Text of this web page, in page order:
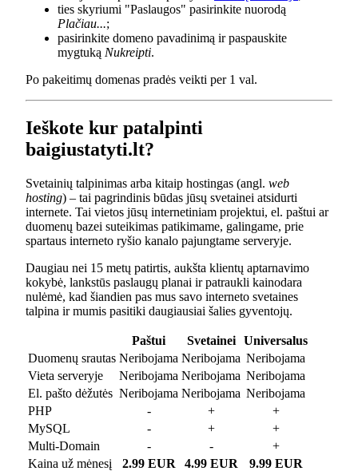
ties skyriumi "Paslaugos" pasirinkite nuorodą
Plačiau...;
pasirinkite domeno pavadinimą ir paspauskite
mygtuką Nukreipti.
Po pakeitimų domenas pradės veikti per 1 val.
Ieškote kur patalpinti
baigiustatyti.lt?
Svetainių talpinimas arba kitaip hostingas (angl. web
hosting) – tai pagrindinis būdas jūsų svetainei atsidurti
internete. Tai vietos jūsų internetiniam projektui, el. paštui ar
duomenų bazei suteikimas patikimame, galingame, prie
spartaus interneto ryšio kanalo pajungtame serveryje.
Daugiau nei 15 metų patirtis, aukšta klientų aptarnavimo
kokybė, lankstūs paslaugų planai ir patraukli kainodara
nulėmė, kad šiandien pas mus savo interneto svetaines
talpina ir mumis pasitiki daugiausiai šalies gyventojų.
Paštui Svetainei
Universalus
Duomenų srautas Neribojama Neribojama Neribojama
Vieta serveryje
Neribojama Neribojama Neribojama
El. pašto dėžutės Neribojama Neribojama Neribojama
PHP
- +
+
MySQL
- +
+
Multi-Domain
- -
+
Kaina už mėnesį
2.99 EUR 4.99 EUR 9.99 EUR